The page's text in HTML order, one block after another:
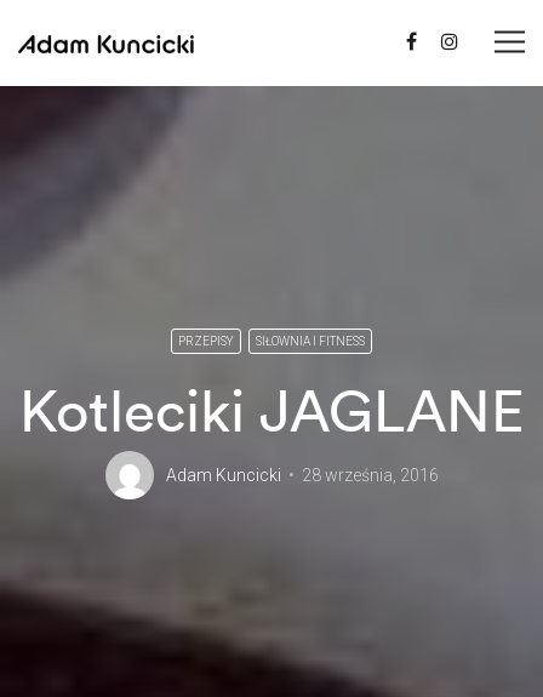
PRZEPISY SIŁOWNIA I FITNESS
Kotleciki JAGLANE
Adam Kuncicki 28 września, 2016